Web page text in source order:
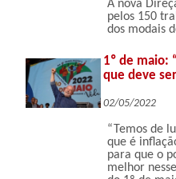
A nova
pelos 150
dos modais
1º de maio:
que deve
02/05/2022
“Temos de
que é
para que o
melhor